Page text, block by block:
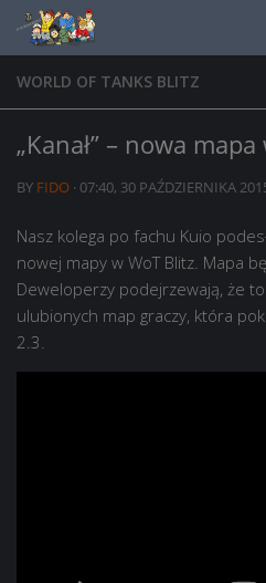
Skip to content
WORLD OF TANKS BLITZ
„Kanał” – nowa
BY FIDO · 07:40, 30 PAŹDZIERNIKA
Nasz kolega po fachu Kuio
nowej mapy w WoT Blitz. Mapa
Deweloperzy podejrzewają, że
ulubionych map graczy, która
2.3.